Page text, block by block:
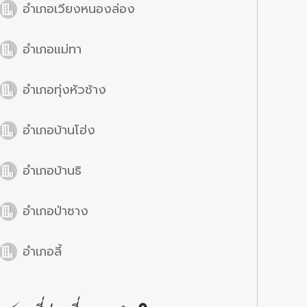
อำเภอเวียงหนองล่อง
อำเภอแม่ทา
อำเภอทุ่งหัวช้าง
อำเภอบ้านโฮ่ง
อำเภอบ้านธิ
อำเภอป่าซาง
อำเภอลี้